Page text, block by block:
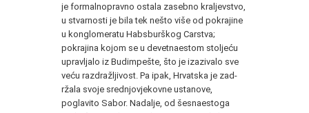
je formalno­pravno ostala zasebno kraljevstvo,
u stvarnosti je bila tek nešto više od pokrajine
u konglomeratu Habsburškog Carstva;
pokrajina kojom se u devetnaestom stoljeću
upravljalo iz Budimpešte, što je izazivalo sve
veću razdražljivost. Pa ipak, Hrvatska je zad­
ržala svoje srednjovjekovne ustanove,
poglavito Sabor. Nadalje, od šesnaestoga